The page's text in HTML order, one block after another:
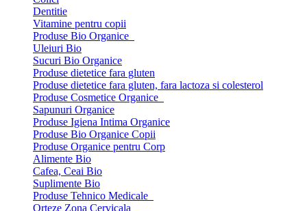
Dentitie
Vitamine pentru copii
Produse Bio Organice
Uleiuri Bio
Sucuri Bio Organice
Produse dietetice fara gluten
Produse dietetice fara gluten, fara lactoza si colesterol
Produse Cosmetice Organice
Sapunuri Organice
Produse Igiena Intima Organice
Produse Bio Organice Copii
Produse Organice pentru Corp
Alimente Bio
Cafea, Ceai Bio
Suplimente Bio
Produse Tehnico Medicale
Orteze Zona Cervicala